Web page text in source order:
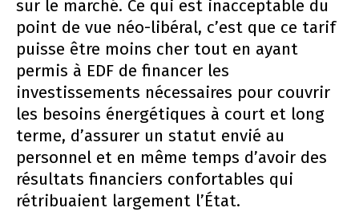
sur le marché. Ce qui est inacceptable du
point de vue néo-libéral, c’est que ce tarif
puisse être moins cher tout en ayant
permis à EDF de financer les
investissements nécessaires pour couvrir
les besoins énergétiques à court et long
terme, d’assurer un statut envié au
personnel et en même temps d’avoir des
résultats financiers confortables qui
rétribuaient largement l’État.